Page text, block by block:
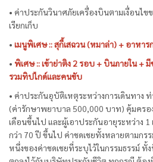
• ค่าประกันวินาศภัยเครื่องบินตามเงื่อนไ
เรียกเก็บ
• เมนูพิเศษ :: สุกี้เสฉวน (หมาล่า) + อาหา
• พิเศษ :: เข้าย่าติง 2 รอบ + บินภายใน +
รวมทิปไกด์และคนขับ
• ค่าประกันอุบัติเหตุระหว่างการเดินทาง
(ค่ารักษาพยาบาล 500,000 บาท) คุ้มครอ
เดือนขึ้นไป และผู้เอาประกันอายุระหว่าง
กว่า 70 ปี ขึ้นไป ค่าชดเชยทั้งหลายตามกร
หนึ่งของค่าชดเชยที่ระบุไว้ในกรรมธรรม์